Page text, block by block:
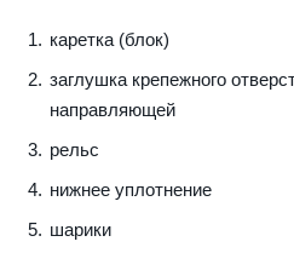
каретка (блок)
заглушка крепежного
направляющей
рельс
нижнее уплотнение
шарики